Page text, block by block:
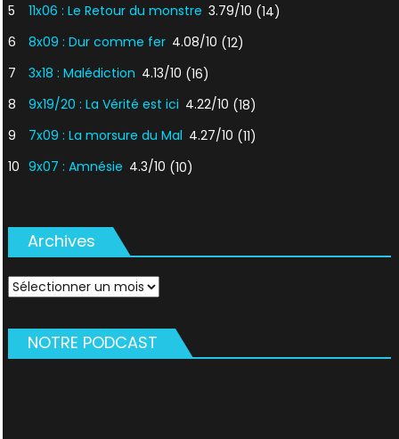
5
11x06 : Le Retour du monstre 3.79/10 (14)
6
8x09 : Dur comme fer 4.08/10 (12)
7
3x18 : Malédiction 4.13/10 (16)
8
9x19/20 : La Vérité est ici 4.22/10 (18)
9
7x09 : La morsure du Mal 4.27/10 (11)
10 9x07 : Amnésie 4.3/10 (10)
Archives
Archives
NOTRE PODCAST